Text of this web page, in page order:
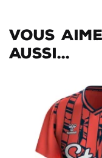
Vous
aussi...